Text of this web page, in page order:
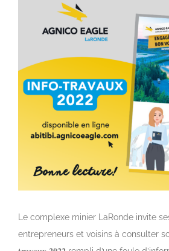
Le complexe minier LaRonde invite
entrepreneurs et voisins à consulter